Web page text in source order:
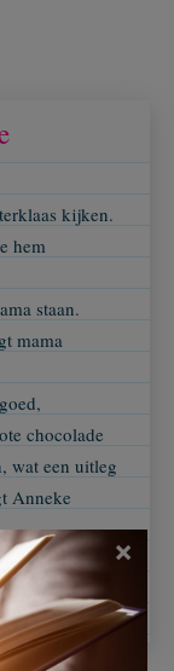
kijken.
hem
staan.
mama
chocolade
wat een uitleg
Anneke
×